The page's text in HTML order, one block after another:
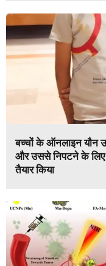
बच्चों के ऑनलाइन यौन
और उससे निपटने के लिए
तैयार किया